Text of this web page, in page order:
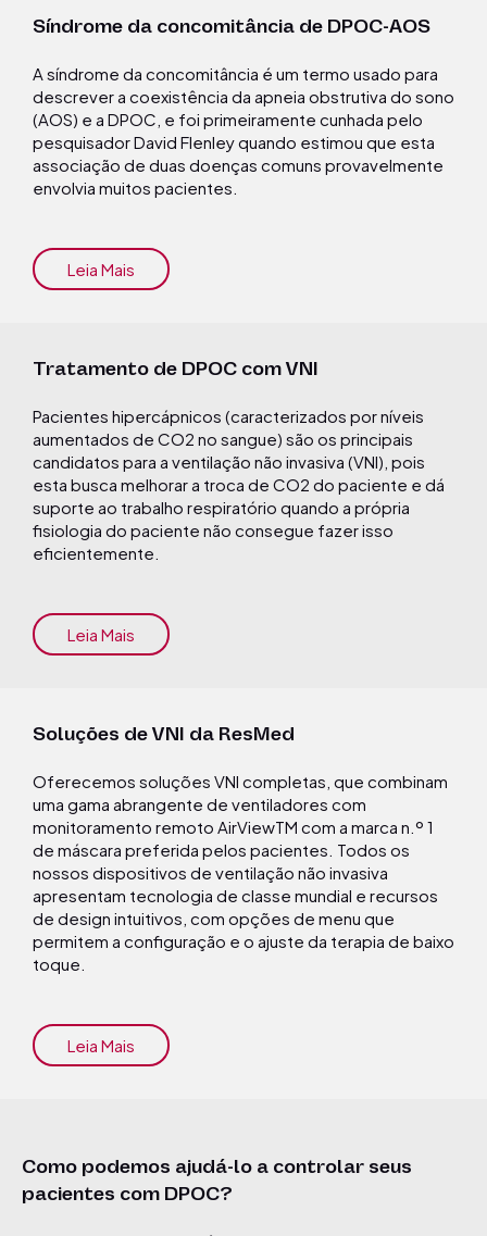
Síndrome da concomitância de DPOC-AOS
A síndrome da concomitância é um termo usado para
descrever a coexistência da apneia obstrutiva do sono
(AOS) e a DPOC, e foi primeiramente cunhada pelo
pesquisador David Flenley quando estimou que esta
associação de duas doenças comuns provavelmente
envolvia muitos pacientes.
Leia Mais
Tratamento de DPOC com VNI
Pacientes hipercápnicos (caracterizados por níveis
aumentados de CO2 no sangue) são os principais
candidatos para a ventilação não invasiva (VNI), pois
esta busca melhorar a troca de CO2 do paciente e dá
suporte ao trabalho respiratório quando a própria
fisiologia do paciente não consegue fazer isso
eficientemente.
Leia Mais
Soluções de VNI da ResMed
Oferecemos soluções VNI completas, que combinam
uma gama abrangente de ventiladores com
monitoramento remoto AirViewTM com a marca n.º 1
de máscara preferida pelos pacientes. Todos os
nossos dispositivos de ventilação não invasiva
apresentam tecnologia de classe mundial e recursos
de design intuitivos, com opções de menu que
permitem a configuração e o ajuste da terapia de baixo
toque.
Leia Mais
Como podemos ajudá-lo a controlar seus
pacientes com DPOC?